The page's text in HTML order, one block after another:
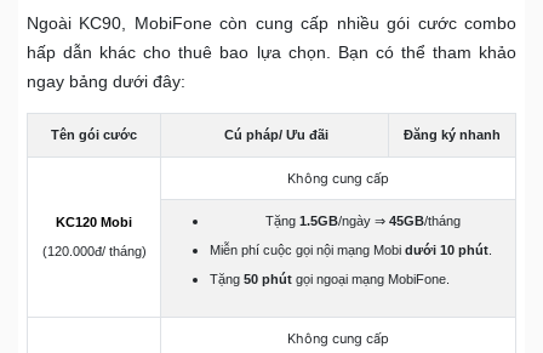
Ngoài KC90, MobiFone còn cung cấp nhiều gói cước combo
hấp dẫn khác cho thuê bao lựa chọn. Bạn có thể tham khảo
ngay bảng dưới đây:
Tên gói cước Cú pháp/ Ưu đãi Đăng ký nhanh
KC120 Mobi
(120.000đ/ tháng)
Không cung cấp
Tặng1.5GB/ngày ⇒ 45GB/tháng
Miễn phí cuộc gọi nội mạng Mobi dưới 10 phút
Tặng 50 phút gọi ngoại mạng MobiFone.
Không cung cấp